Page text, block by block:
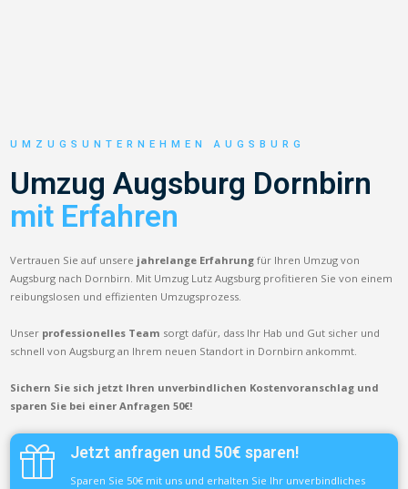
UMZUGSUNTERNEHMEN AUGSBURG
Umzug Augsburg Dornbirn
mit Erfahren
Vertrauen Sie auf unsere jahrelange Erfahrung für Ihren Umzug von
Augsburg nach Dornbirn. Mit Umzug Lutz Augsburg profitieren Sie von einem
reibungslosen und effizienten Umzugsprozess.
Unser professionelles Team sorgt dafür, dass Ihr Hab und Gut sicher und
schnell von Augsburg an Ihrem neuen Standort in Dornbirn ankommt.
Sichern Sie sich jetzt Ihren unverbindlichen Kostenvoranschlag und
sparen Sie bei einer Anfragen 50€!
Jetzt anfragen und 50€ sparen!
Sparen Sie 50€ mit uns und erhalten Sie Ihr unverbindliches